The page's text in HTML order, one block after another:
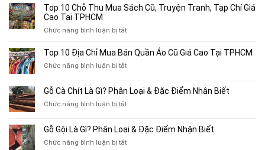
4
Chuyên
Bán
Xe
Cũ,
Xe
Cũ
TP.HCM
Top 10 Chỗ Thu Mua Sách Cũ, Truyện Tranh, Tạp Chí Giá
Cao Tại TPHCM
Chức năng bình luận bị tắtở
10
Thu
Sách
Tạp
Chí
Top 10 Địa Chỉ Mua Bán Quần Áo Cũ Giá Cao Tại TPHCM
Chức năng bình luận bị tắtở
Địa
Chỉ
Bán
Áo
Gỗ Cà Chít Là Gì? Phân Loại & Đặc Điểm Nhận Biết
Chức năng bình luận bị tắtở
Chít
Là
Gỗ Gội Là Gì? Phân Loại & Đặc Điểm Nhận Biết
Chức năng bình luận bị tắtở